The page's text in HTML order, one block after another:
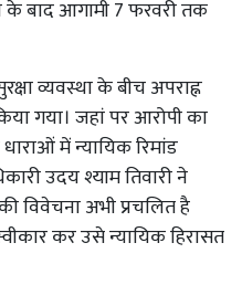
के बाद आगामी 7 फरवरी तक
व्यवस्था के बीच अपराह्न
गया। जहां पर आरोपी का
में न्यायिक रिमांड
उदय श्याम तिवारी ने
विवेचना अभी प्रचलित है
कर उसे न्यायिक हिरासत